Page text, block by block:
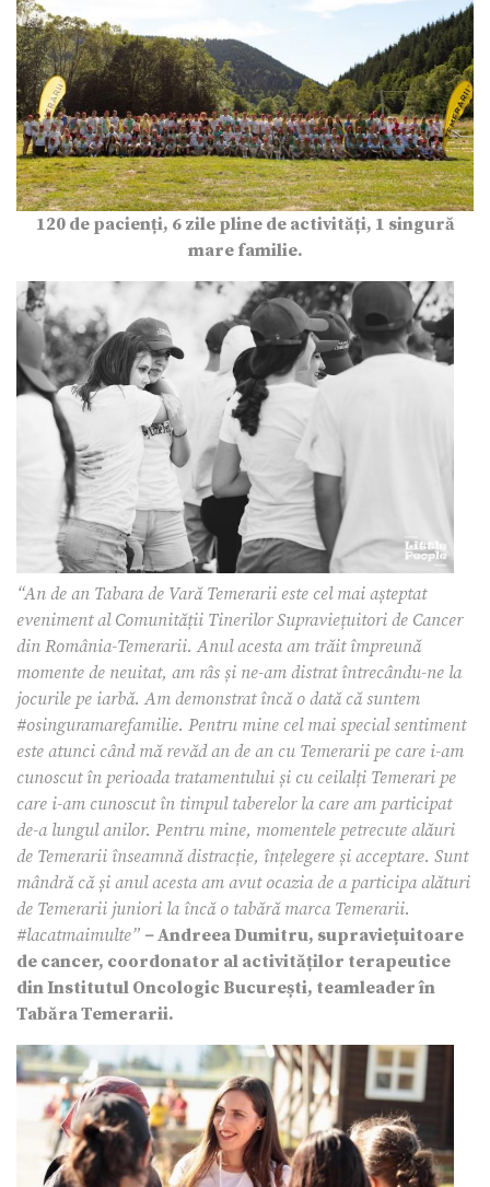
120 de pacienți, 6 zile pline de activități, 1 singură
mare familie.
“An de an Tabara de Vară Temerarii este cel mai așteptat
eveniment al Comunității Tinerilor Supraviețuitori de Cancer
din România-Temerarii. Anul acesta am trăit împreună
momente de neuitat, am râs și ne-am distrat întrecându-ne la
jocurile pe iarbă. Am demonstrat încă o dată că suntem
#osinguramarefamilie. Pentru mine cel mai special sentiment
este atunci când mă revăd an de an cu Temerarii pe care i-am
cunoscut în perioada tratamentului și cu ceilalți Temerari pe
care i-am cunoscut în timpul taberelor la care am participat
de-a lungul anilor. Pentru mine, momentele petrecute alăuri
de Temerarii înseamnă distracție, înțelegere și acceptare. Sunt
mândră că și anul acesta am avut ocazia de a participa alături
de Temerarii juniori la încă o tabără marca Temerarii.
#lacatmaimulte” –Andreea Dumitru, supraviețuitoare
de cancer, coordonator al activităților terapeutice
din Institutul Oncologic București, teamleader în
Tabăra Temerarii.